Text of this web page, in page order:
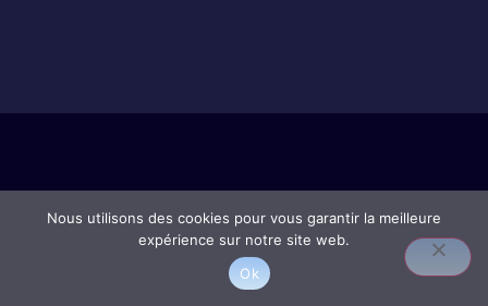
Nous utilisons des cookies pour vous garantir la meilleure
expérience sur notre site web.
Ok